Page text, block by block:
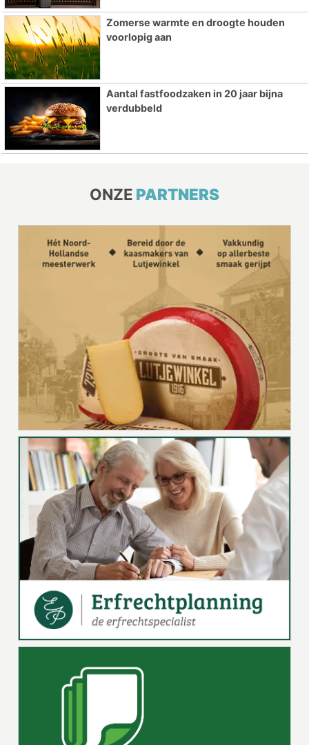
Zomerse warmte en droogte houden
voorlopig aan
Aantal fastfoodzaken in 20 jaar bijna
verdubbeld
ONZE PARTNERS